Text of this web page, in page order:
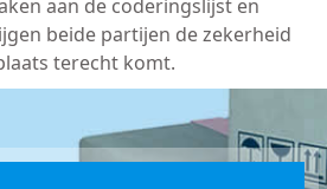
aan de coderingslijst en
beide partijen de zekerheid
terecht komt.